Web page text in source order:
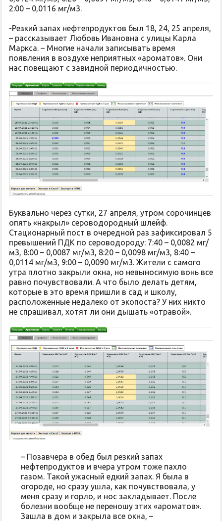
2:00 – 0,0116 мг/м3.
-Резкий запах нефтепродуктов был 18, 24, 25 апреля,
– рассказывает Любовь Ивановна с улицы Карла
Маркса. – Многие начали записывать время
появления в воздухе неприятных «ароматов». Они
нас повещают с завидной периодичностью.
Буквально через сутки, 27 апреля, утром сорочинцев
опять «накрыл» сероводородный шлейф.
Стационарный пост в очередной раз зафиксировал 5
превышений ПДК по сероводороду: 7:40 – 0,0082 мг/
м3, 8:00 – 0,0087 мг/м3, 8:20 – 0,0098 мг/м3, 8:40 –
0,0114 мг/м3, 9:00 – 0,0090 мг/м3. Жители с самого
утра плотно закрыли окна, но невыносимую вонь все
равно почувствовали. А что было делать детям,
которые в это время пришли в сад и школу,
расположенные недалеко от экопоста? У них никто
не спрашивал, хотят ли они дышать «отравой».
– Позавчера в обед был резкий запах
нефтепродуктов и вчера утром тоже пахло
газом. Такой ужасный едкий запах. Я была в
огороде, но сразу ушла, как почувствовала, у
меня сразу и горло, и нос закладывает. После
болезни вообще не переношу этих «ароматов».
Зашла в дом и закрыла все окна, –